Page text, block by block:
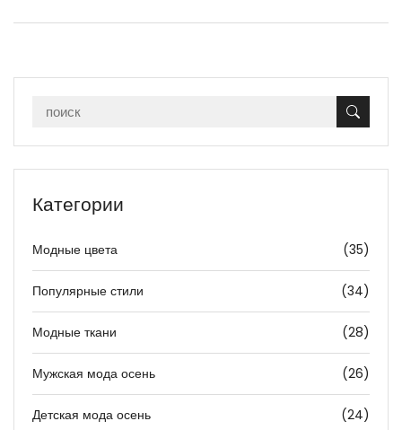
Категории
Модные цвета (35)
Популярные стили (34)
Модные ткани (28)
Мужская мода осень (26)
Детская мода осень (24)